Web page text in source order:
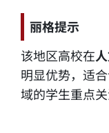
丽格提示
该地区高校在
明显优势，适
域的学生重点关